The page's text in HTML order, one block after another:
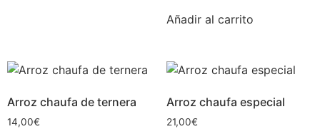
Añadir al carrito
Arroz chaufa de ternera
14,00€
Arroz chaufa especial
21,00€